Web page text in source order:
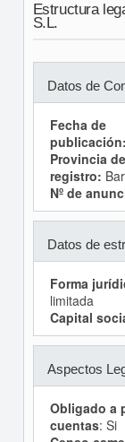
Estructura
S.L.
Datos de
Fecha de
publicación:
Provincia
registro:
Nº de
Datos de
Forma
limitada
Capital
Aspectos
Obligado a
cuentas: Si